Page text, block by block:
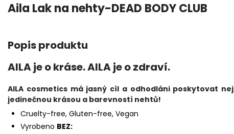
Aila Lak na nehty-DEAD BODY CLUB
Popis produktu
AILA je o kráse. AILA je o zdraví.
AILA cosmetics má jasný cíl a odhodláni poskytovat
jedinečnou krásou a barevností nehtů!
Cruelty-free, Gluten-free, Vegan
Vyrobeno BEZ: